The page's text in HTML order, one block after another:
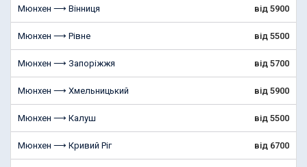
Мюнхен ⟶ Вінниця від 5900
Мюнхен ⟶ Рівне від 5500
Мюнхен ⟶ Запоріжжя від 5700
Мюнхен ⟶ Хмельницький від 5900
Мюнхен ⟶ Калуш від 5500
Мюнхен ⟶ Кривий Ріг від 6700